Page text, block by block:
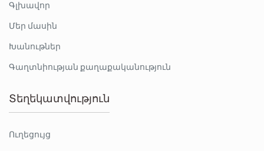
Գլխավոր
Մեր մասին
Խանութներ
Գաղտնիության քաղաքականություն
Տեղեկատվություն
Ուղեցույց